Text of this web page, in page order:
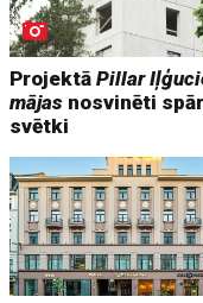
ProjektāPillar
mājas nosvinēti
svētki